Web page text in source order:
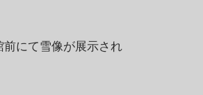
前にて雪像が展示され